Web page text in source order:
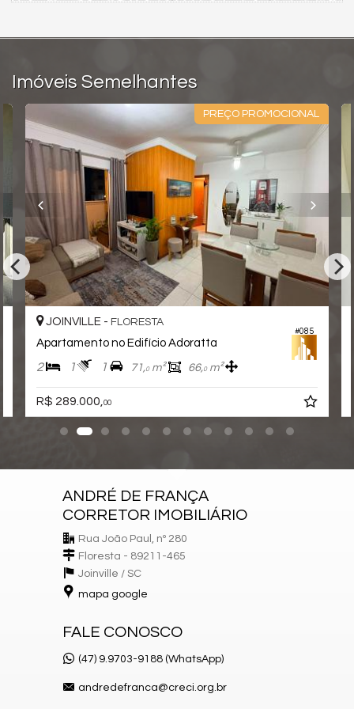
Imóveis Semelhantes
PREÇO PROMOCIONAL
#085
JOINVILLE - FLORESTA
Apartamento no Edifício Adoratta
2 1 1 71,0m² 66,0m²
R$ 289.000, 00
ANDRÉ DE FRANÇA
CORRETOR IMOBILIÁRIO
Rua João Paul, nº 280
Floresta - 89211-465
Joinville / SC
mapa google
FALE CONOSCO
(47) 9.9703-9188 (WhatsApp)
andredefranca@creci.org.br